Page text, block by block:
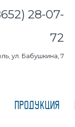
28-07-
72
ул. Бабушкина, 7
ПРОДУКЦИЯ